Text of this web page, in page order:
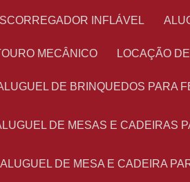
INFLÁVEL
MECÂNICO LOCAÇÃO
ALUGUEL DE BRINQUEDOS PARA
ALUGUEL DE MESAS E CADEIRAS
ALUGUEL DE MESA E CADEIRA